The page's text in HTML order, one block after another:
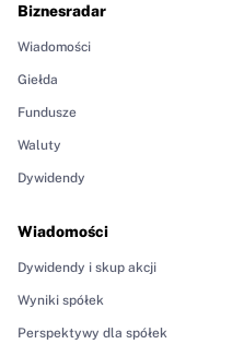
Biznesradar
Wiadomości
Giełda
Fundusze
Waluty
Dywidendy
Wiadomości
Dywidendy i skup akcji
Wyniki spółek
Perspektywy dla spółek